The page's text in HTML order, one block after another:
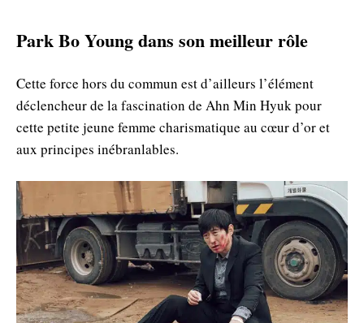
Park Bo Young dans son meilleur rôle
Cette force hors du commun est d’ailleurs l’élément
déclencheur de la fascination de Ahn Min Hyuk pour
cette petite jeune femme charismatique au cœur d’or et
aux principes inébranlables.